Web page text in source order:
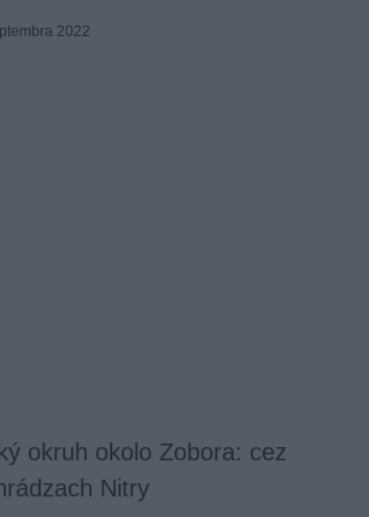
2022
okruh okolo Zobora: cez
Nitry